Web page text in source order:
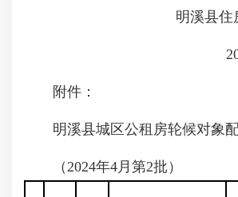
明溪县住
附件：
明溪县城区公租房轮候对象
（2024年4月第2批）